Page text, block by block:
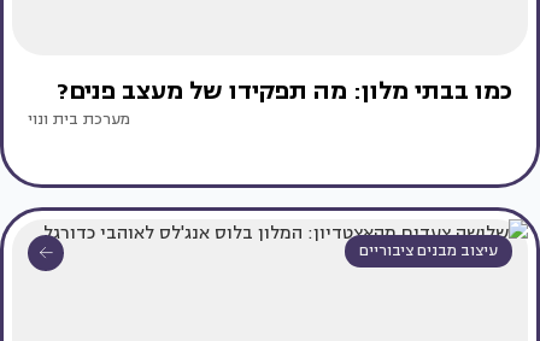
כמו בבתי מלון: מה תפקידו של מעצב פנים?
מערכת בית ונוי
עיצוב מבנים ציבוריים